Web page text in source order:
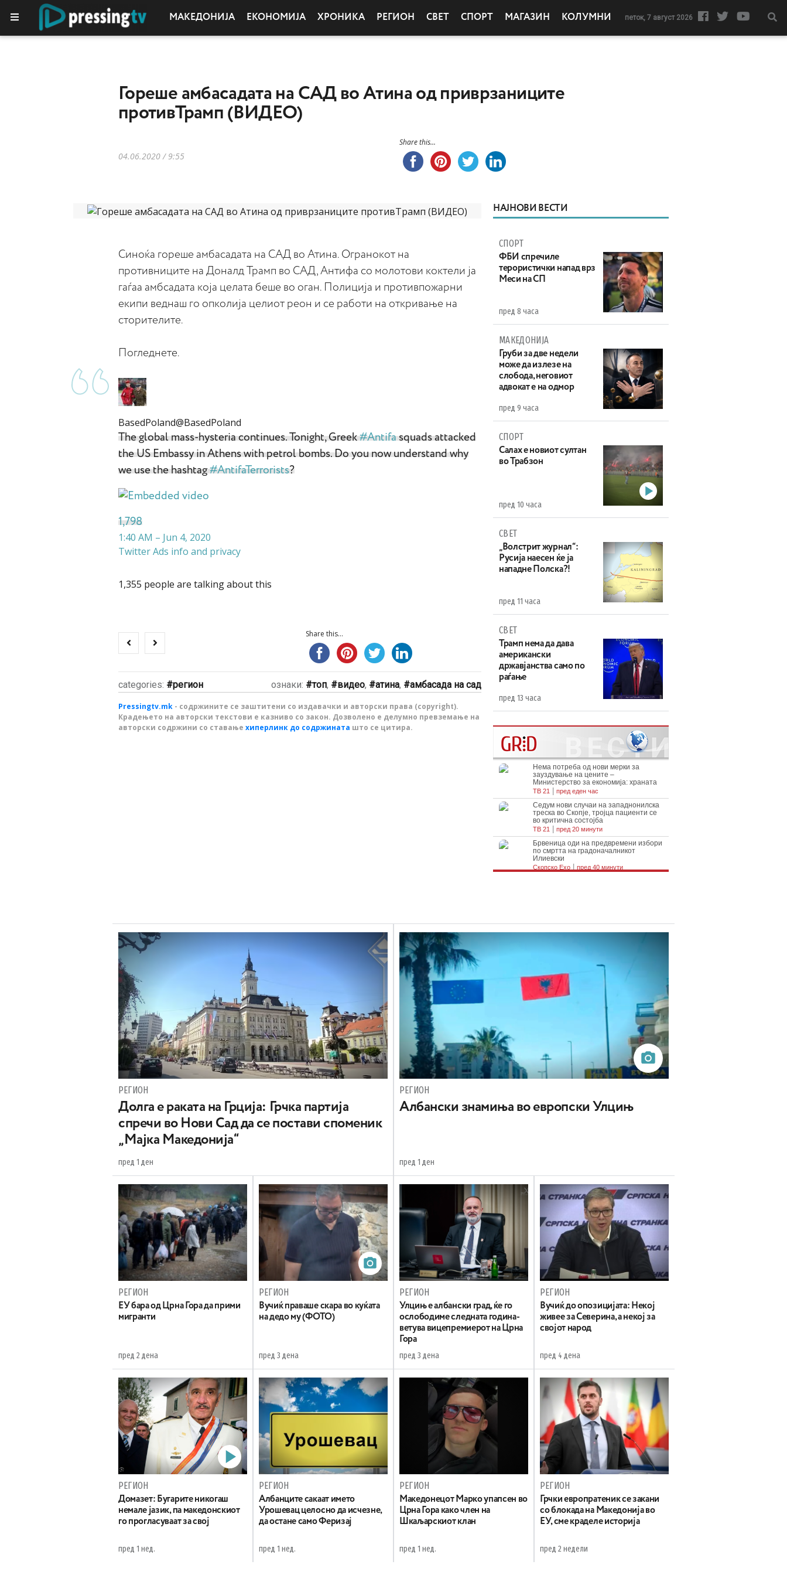
МАКЕДОНИЈА ЕКОНОМИЈА ХРОНИКА РЕГИОН СВЕТ СПОРТ МАГАЗИН КОЛУМНИ петок, 7 август 2026
Гореше амбасадата на САД во Атина од приврзаниците
противТрамп (ВИДЕО)
04.06.2020 / 9:55
Share this...
Синоќа гореше амбасадата на САД во Атина. Огранокот на
противниците на Доналд Трамп во САД, Антифа со молотови коктели ја
гаѓаа амбсадата која целата беше во оган. Полиција и противпожарни
екипи веднаш го опколија целиот реон и се работи на откривање на
сторителите.
Погледнете.
BasedPoland@BasedPoland
The global mass-hysteria continues. Tonight, Greek#Antifasquads attacked
the US Embassy in Athens with petrol bombs. Do you now understand why
we use the hashtag#AntifaTerrorists?
1,798
1:40 AM – Jun 4, 2020
Twitter Ads info and privacy
1,355 people are talking about this
Share this...
categories: регион ознаки: топ, видео, атина, амбасада на сад
Pressingtv.mk - содржините се заштитени со издавачки и авторски права (copyright).
Крадењето на авторски текстови е казниво со закон. Дозволено е делумно превземање на
авторски содржини со ставање хиперлинк до содржината што се цитира.
НАЈНОВИ ВЕСТИ
СПОРТ
ФБИ спречиле
терористички напад врз
Меси на СП
пред 8 часа
МАКЕДОНИЈА
Груби за две недели
може да излезе на
слобода, неговиот
адвокат е на одмор
пред 9 часа
СПОРТ
Салах е новиот султан
во Трабзон
пред 10 часа
СВЕТ
„Волстрит журнал“:
Русија наесен ќе ја
нападне Полска?!
пред 11 часа
СВЕТ
Трамп нема да дава
американски
државјанства само по
раѓање
пред 13 часа
РЕГИОН
Долга е раката на Грција: Грчка партија
спречи во Нови Сад да се постави споменик
„Мајка Македонија“
пред 1 ден
РЕГИОН
Aлбански знамиња во европски Улцињ
пред 1 ден
РЕГИОН
EУ бара од Црна Гора да прими
мигранти
пред 2 дена
РЕГИОН
Вучиќ праваше скара во куќата
на дедо му (ФОТО)
пред 3 дена
РЕГИОН
Улцињ е албански град, ќе го
ослободиме следната година-
ветува вицепремиерот на Црна
Гора
пред 3 дена
РЕГИОН
Вучиќ до опозицијата: Некој
живее за Северина, а некој за
својот народ
пред 4 дена
РЕГИОН
Домазет: Бугарите никогаш
немале јазик, па македонскиот
го прогласуваат за свој
пред 1 нед.
РЕГИОН
Aлбанците сакаат името
Урошевац целосно да исчезне,
да остане само Феризај
пред 1 нед.
РЕГИОН
Maкедонецот Марко упапсен во
Црна Гора како член на
Шкаљарскиот клан
пред 1 нед.
РЕГИОН
Грчки европратеник се закани
со блокада на Македонија во
ЕУ, сме краделе историја
пред 2 недели